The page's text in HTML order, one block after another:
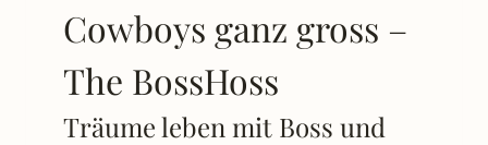
Cowboys ganz gross –
The BossHoss
Träume leben mit Boss und